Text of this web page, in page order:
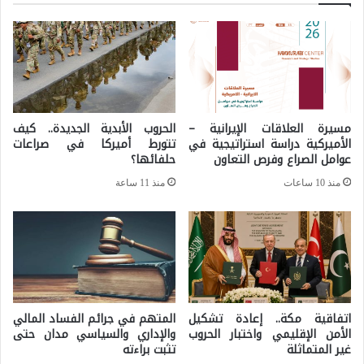
ر
ل
د
ة
ر
ي
ة
ف
ي
س
و
ي
ا
:
مسيرة العلاقات الإيرانية –
الأميركية دراسة استراتيجية في
عوامل الصراع وفرص التعاون
منذ 10 ساعات
الحروب الأبدية الجديدة.. كيف
تتورط أميركا في صراعات
حلفائها؟
منذ 11 ساعة
اتفاقية مكة.. إعادة تشكيل
الأمن الإقليمي واختبار الحروب
غير المتماثلة
المتهم في جرائم الفساد المالي
والإداري والسياسي مدان حتى
تثبت براءته